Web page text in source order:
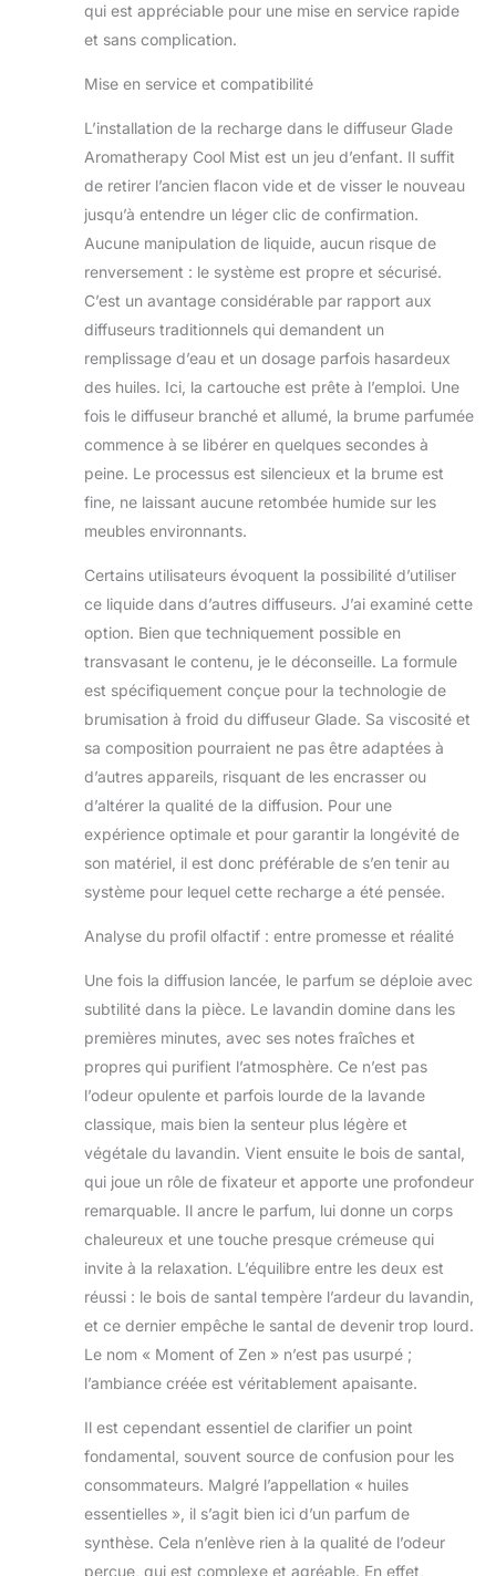
lavandin français et
FORMULATION :
parabène, phtalate,
musc nitré ou
colorant artificiel.
COMPOSITION DU
PACK : Le pack est
composé d'une
recharge Moment
Of Zen. Dangereux.
Respecter les
précautions
d’emploi. Parfum
partiellement de
synthèse.
qui est appréciable pour une mise en service rapide
et sans complication.
Mise en service et compatibilité
L’installation de la recharge dans le diffuseur Glade
Aromatherapy Cool Mist est un jeu d’enfant. Il suffit
de retirer l’ancien flacon vide et de visser le nouveau
jusqu’à entendre un léger clic de confirmation.
Aucune manipulation de liquide, aucun risque de
renversement : le système est propre et sécurisé.
C’est un avantage considérable par rapport aux
diffuseurs traditionnels qui demandent un
remplissage d’eau et un dosage parfois hasardeux
des huiles. Ici, la cartouche est prête à l’emploi. Une
fois le diffuseur branché et allumé, la brume parfumée
commence à se libérer en quelques secondes à
peine. Le processus est silencieux et la brume est
fine, ne laissant aucune retombée humide sur les
meubles environnants.
Certains utilisateurs évoquent la possibilité d’utiliser
ce liquide dans d’autres diffuseurs. J’ai examiné cette
option. Bien que techniquement possible en
transvasant le contenu, je le déconseille. La formule
est spécifiquement conçue pour la technologie de
brumisation à froid du diffuseur Glade. Sa viscosité et
sa composition pourraient ne pas être adaptées à
d’autres appareils, risquant de les encrasser ou
d’altérer la qualité de la diffusion. Pour une
expérience optimale et pour garantir la longévité de
son matériel, il est donc préférable de s’en tenir au
système pour lequel cette recharge a été pensée.
Analyse du profil olfactif : entre promesse et réalité
Une fois la diffusion lancée, le parfum se déploie avec
subtilité dans la pièce. Le lavandin domine dans les
premières minutes, avec ses notes fraîches et
propres qui purifient l’atmosphère. Ce n’est pas
l’odeur opulente et parfois lourde de la lavande
classique, mais bien la senteur plus légère et
végétale du lavandin. Vient ensuite le bois de santal,
qui joue un rôle de fixateur et apporte une profondeur
remarquable. Il ancre le parfum, lui donne un corps
chaleureux et une touche presque crémeuse qui
invite à la relaxation. L’équilibre entre les deux est
réussi : le bois de santal tempère l’ardeur du lavandin,
et ce dernier empêche le santal de devenir trop lourd.
Le nom « Moment of Zen » n’est pas usurpé ;
l’ambiance créée est véritablement apaisante.
Il est cependant essentiel de clarifier un point
fondamental, souvent source de confusion pour les
consommateurs. Malgré l’appellation « huiles
essentielles », il s’agit bien ici d’un parfum de
synthèse. Cela n’enlève rien à la qualité de l’odeur
perçue, qui est complexe et agréable. En effet,